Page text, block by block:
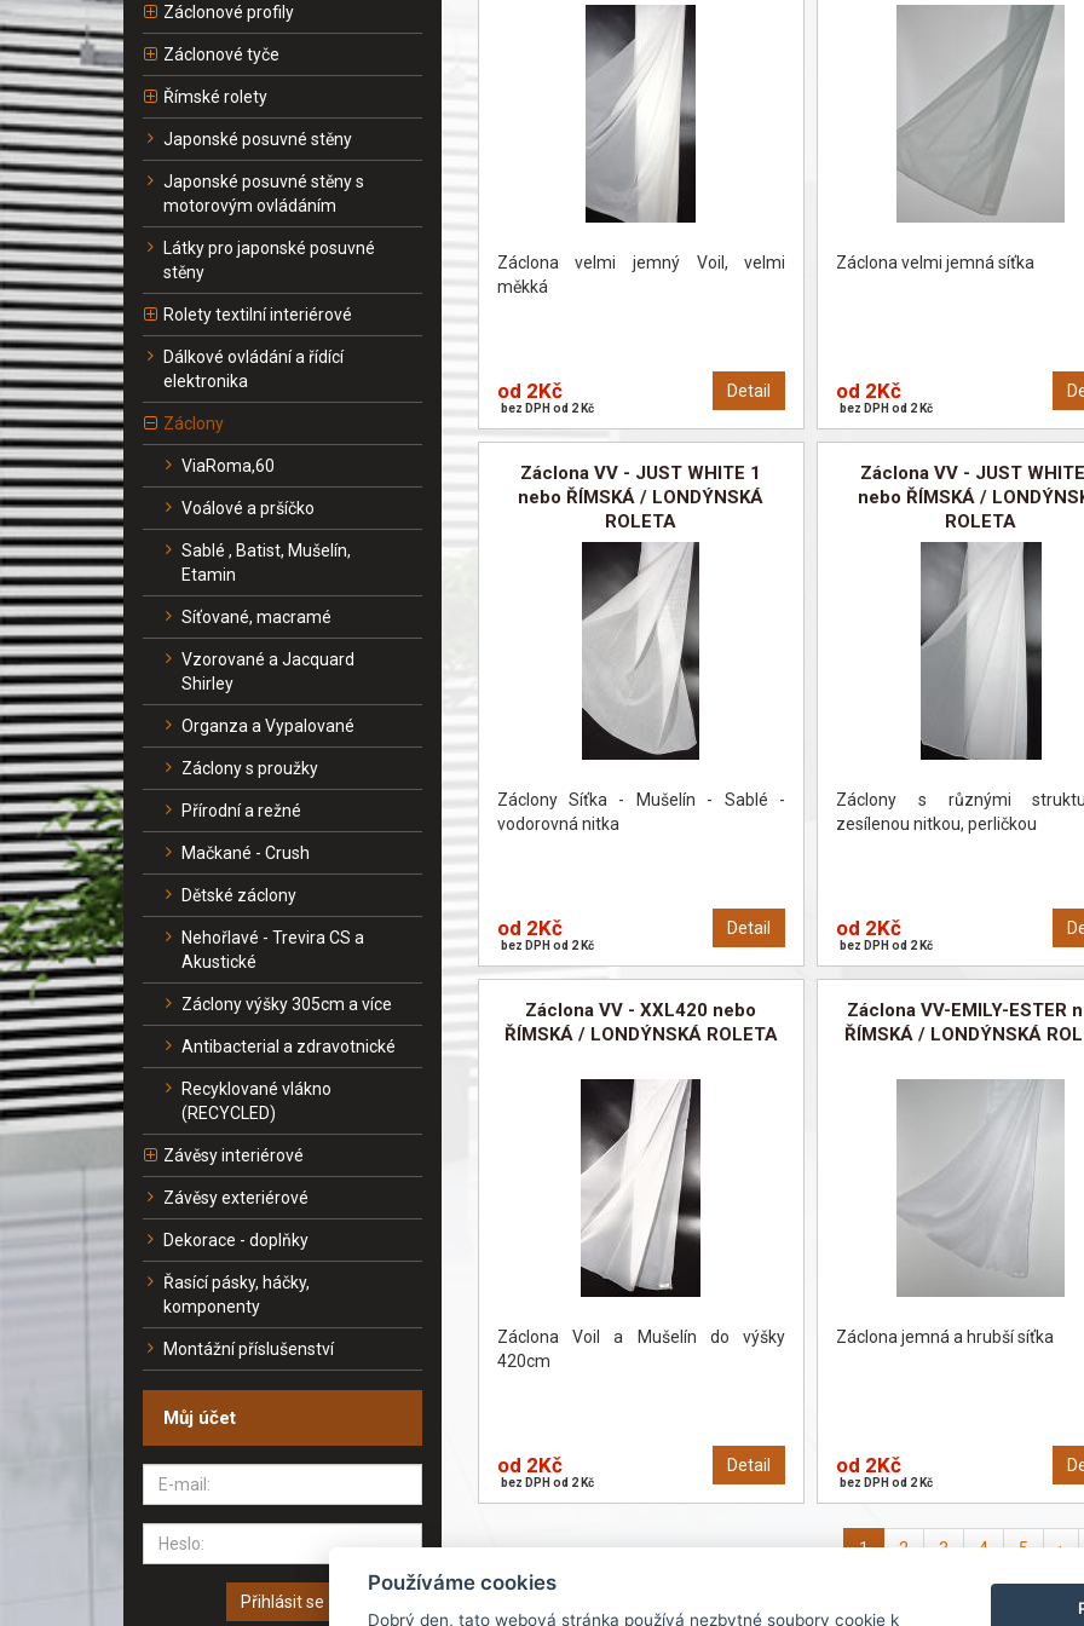
Záclonové profily
Záclonové tyče
Římské rolety
Japonské posuvné stěny
Japonské posuvné stěny s
motorovým ovládáním
Látky pro japonské posuvné
stěny
Rolety textilní interiérové
Dálkové ovládání a řídící
elektronika
Záclony
ViaRoma,60
Voálové a pršíčko
Sablé , Batist, Mušelín,
Etamin
Síťované, macramé
Vzorované a Jacquard
Shirley
Organza a Vypalované
Záclony s proužky
Přírodní a režné
Mačkané - Crush
Dětské záclony
Nehořlavé - Trevira CS a
Akustické
Záclony výšky 305cm a více
Antibacterial a zdravotnické
Recyklované vlákno
(RECYCLED)
Závěsy interiérové
Závěsy exteriérové
Dekorace - doplňky
Řasící pásky, háčky,
komponenty
Montážní příslušenství
Můj účet
Přihlásit se
Záclona velmi jemný Voil, velmi
měkká
Detail
od 2Kč
bez DPH od 2 Kč
Záclona velmi jemná síťka
od 2Kč
bez DPH od 2 Kč
Záclona VV - JUST WHITE 1
nebo ŘÍMSKÁ / LONDÝNSKÁ
ROLETA
Záclony Síťka - Mušelín - Sablé -
vodorovná nitka
Detail
od 2Kč
bez DPH od 2 Kč
Záclona VV - JUST
nebo ŘÍMSKÁ /
ROLETA
Záclony s různými
zesílenou nitkou, perličkou
od 2Kč
bez DPH od 2 Kč
Záclona VV - XXL420 nebo
ŘÍMSKÁ / LONDÝNSKÁ ROLETA
Záclona Voil a Mušelín do výšky
420cm
Detail
od 2Kč
bez DPH od 2 Kč
Záclona VV-EMILY-ESTER
ŘÍMSKÁ / LONDÝNSKÁ
Záclona jemná a hrubší síťka
od 2Kč
bez DPH od 2 Kč
1 2 3 4 5 ›
Používáme cookies
Dobrý den, tato webová stránka používá nezbytné soubory cookie k